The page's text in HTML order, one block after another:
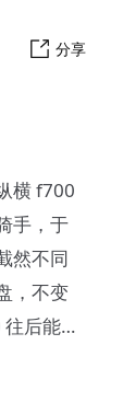
分享
横 f700
手，于
然不同
，不变
后能